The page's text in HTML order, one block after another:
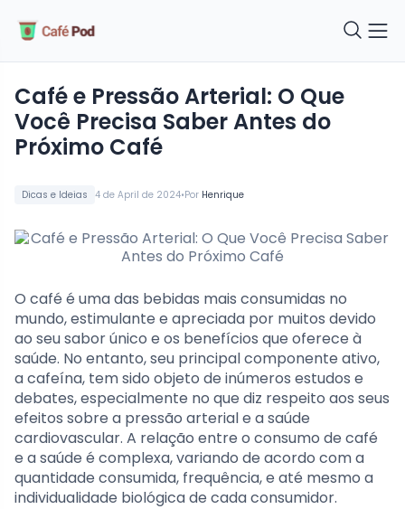
Dicas e Ideias 4 de April de 2024•Por Henrique
Café e Pressão Arterial: O Que
Você Precisa Saber Antes do
Próximo Café
O café é uma das bebidas mais consumidas no
mundo, estimulante e apreciada por muitos devido
ao seu sabor único e os benefícios que oferece à
saúde. No entanto, seu principal componente ativo,
a cafeína, tem sido objeto de inúmeros estudos e
debates, especialmente no que diz respeito aos seus
efeitos sobre a pressão arterial e a saúde
cardiovascular. A relação entre o consumo de café
e a saúde é complexa, variando de acordo com a
quantidade consumida, frequência, e até mesmo a
individualidade biológica de cada consumidor.